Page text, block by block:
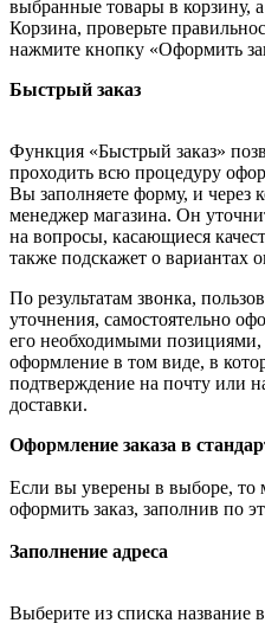
выбранные товары в корзину,
Корзина, проверьте
нажмите кнопку «Оформить
Быстрый заказ
Функция «Быстрый заказ»
проходить всю процедуру
Вы заполняете форму, и через
менеджер магазина. Он
на вопросы, касающиеся
также подскажет о вариантах
По результатам звонка,
уточнения, самостоятельно
его необходимыми позициями,
оформление в том виде, в
подтверждение на почту или
доставки.
Оформление заказа в
Если вы уверены в выборе, то
оформить заказ, заполнив по
Заполнение адреса
Выберите из списка название